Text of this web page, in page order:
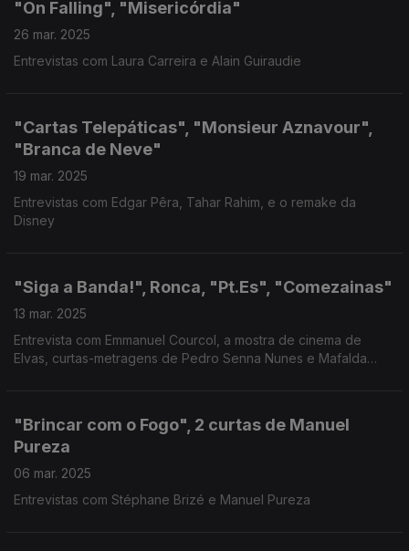
"On Falling", "Misericórdia"
26 mar. 2025
Entrevistas com Laura Carreira e Alain Guiraudie
"Cartas Telepáticas", "Monsieur Aznavour",
"Branca de Neve"
19 mar. 2025
Entrevistas com Edgar Pêra, Tahar Rahim, e o remake da
Disney
"Siga a Banda!", Ronca, "Pt.Es", "Comezainas"
13 mar. 2025
Entrevista com Emmanuel Courcol, a mostra de cinema de
Elvas, curtas-metragens de Pedro Senna Nunes e Mafalda
"Brincar com o Fogo", 2 curtas de Manuel
Pureza
06 mar. 2025
Entrevistas com Stéphane Brizé e Manuel Pureza